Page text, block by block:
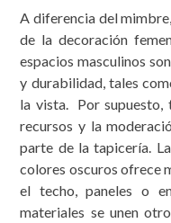
A diferencia del
de la decoración
espacios masculinos
y durabilidad, tales
la vista. Por supuesto,
recursos y la
parte de la tapicería.
colores oscuros ofrece
el techo, paneles o
materiales se unen